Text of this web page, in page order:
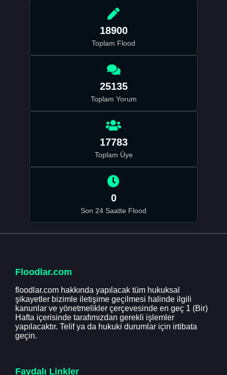
18900
Toplam Flood
25135
Toplam Yorum
17783
Toplam Üye
0
Son 24 Saatte Flood
Floodlar.com
floodlar.com hakkında yapılacak tüm hukuksal
şikayetler bizimle iletişime geçilmesi halinde ilgili
kanunlar ve yönetmelikler çerçevesinde en geç 1 (Bir)
Hafta içerisinde tarafımızdan gerekli işlemler
yapılacaktır. Telif ya da hukuki durumlar için irtibata
geçin.
Faydalı Linkler